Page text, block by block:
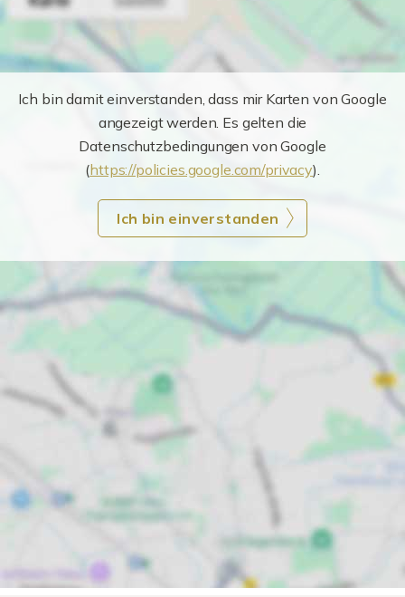
Ich bin damit einverstanden, dass mir Karten von Google
angezeigt werden. Es gelten die
Datenschutzbedingungen von Google
(https://policies.google.com/privacy).
Ich bin einverstanden